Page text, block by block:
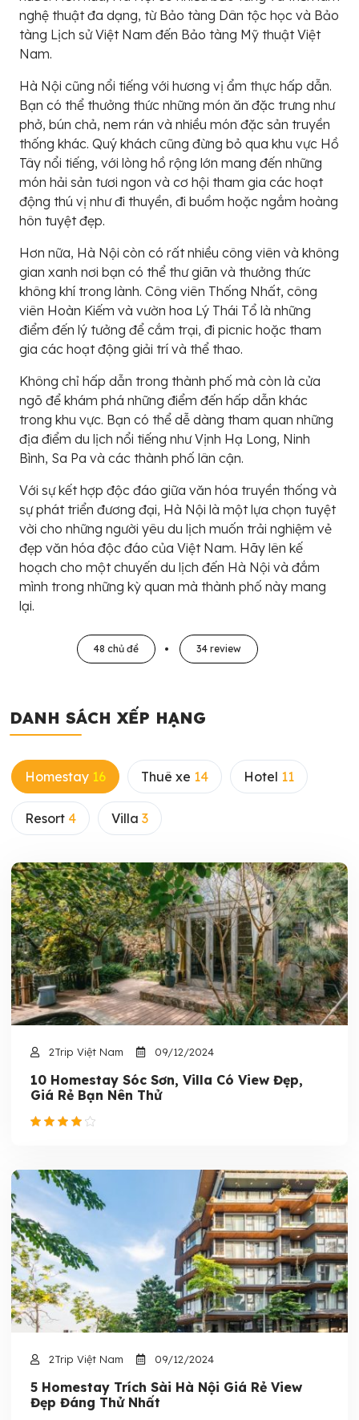
nghệ thuật đa dạng, từ Bảo tàng Dân tộc học và Bảo
tàng Lịch sử Việt Nam đến Bảo tàng Mỹ thuật Việt
Nam.
Hà Nội cũng nổi tiếng với hương vị ẩm thực hấp dẫn.
Bạn có thể thưởng thức những món ăn đặc trưng như
phở, bún chả, nem rán và nhiều món đặc sản truyền
thống khác. Quý khách cũng đừng bỏ qua khu vực Hồ
Tây nổi tiếng, với lòng hồ rộng lớn mang đến những
món hải sản tươi ngon và cơ hội tham gia các hoạt
động thú vị như đi thuyền, đi buồm hoặc ngắm hoàng
hôn tuyệt đẹp.
Hơn nữa, Hà Nội còn có rất nhiều công viên và không
gian xanh nơi bạn có thể thư giãn và thưởng thức
không khí trong lành. Công viên Thống Nhất, công
viên Hoàn Kiếm và vườn hoa Lý Thái Tổ là những
điểm đến lý tưởng để cắm trại, đi picnic hoặc tham
gia các hoạt động giải trí và thể thao.
Không chỉ hấp dẫn trong thành phố mà còn là cửa
ngõ để khám phá những điểm đến hấp dẫn khác
trong khu vực. Bạn có thể dễ dàng tham quan những
địa điểm du lịch nổi tiếng như Vịnh Hạ Long, Ninh
Bình, Sa Pa và các thành phố lân cận.
Với sự kết hợp độc đáo giữa văn hóa truyền thống và
sự phát triển đương đại, Hà Nội là một lựa chọn tuyệt
vời cho những người yêu du lịch muốn trải nghiệm vẻ
đẹp văn hóa độc đáo của Việt Nam. Hãy lên kế
hoạch cho một chuyến du lịch đến Hà Nội và đắm
mình trong những kỳ quan mà thành phố này mang
lại.
48 chủ đề 34 review
DANH SÁCH XẾP HẠNG
Homestay 16 Thuê xe 14 Hotel 11
Resort 4 Villa 3
2Trip Việt Nam 09/12/2024
10 Homestay Sóc Sơn, Villa Có View Đẹp,
Giá Rẻ Bạn Nên Thử
2Trip Việt Nam 09/12/2024
5 Homestay Trích Sài Hà Nội Giá Rẻ View
Đẹp Đáng Thử Nhất